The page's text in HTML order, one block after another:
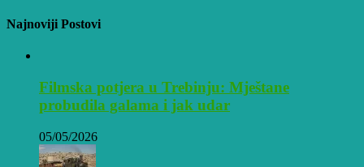
Najnoviji Postovi
Filmska potjera u Trebinju: Mještane
probudila galama i jak udar
05/05/2026